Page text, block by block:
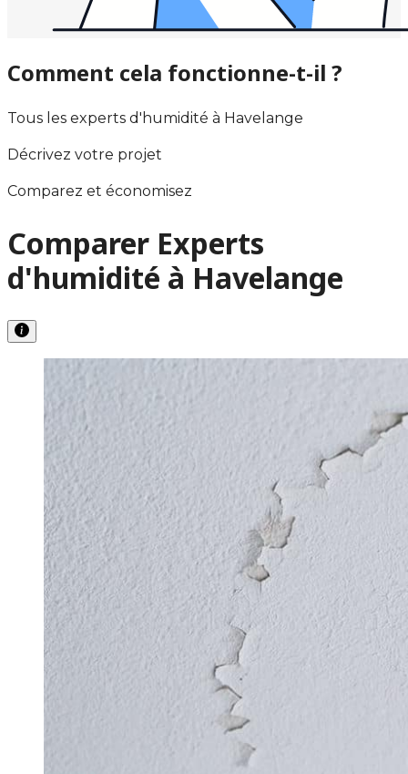
Comment cela fonctionne-t-il ?
Tous les experts d'humidité à Havelange
Décrivez votre projet
Comparez et économisez
Comparer Experts
d'humidité à Havelange